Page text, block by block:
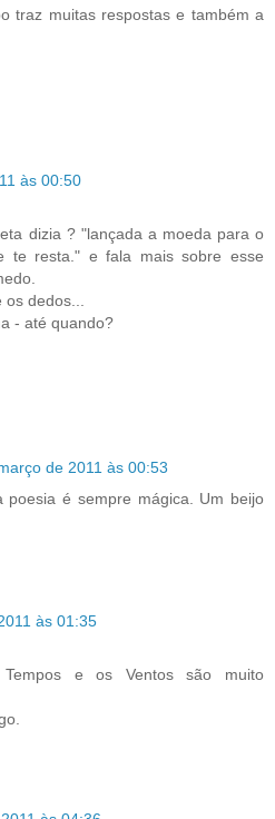
traz muitas respostas e também a
às 00:50
dizia ? "lançada a moeda para o
te resta." e fala mais sobre esse
os dedos...
- até quando?
de 2011 às 00:53
poesia é sempre mágica. Um beijo
às 01:35
e os Ventos são muito